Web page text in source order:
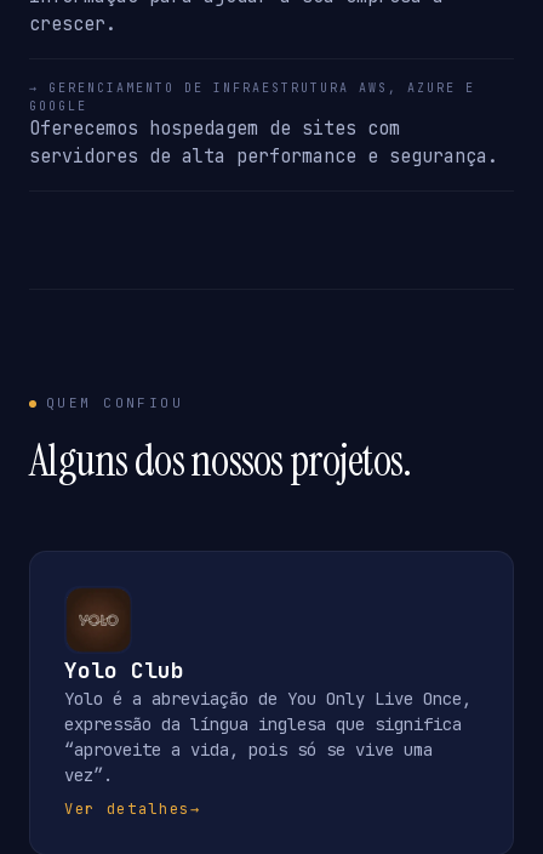
crescer.
→ GERENCIAMENTO DE INFRAESTRUTURA AWS, AZURE E
GOOGLE
Oferecemos hospedagem de sites com
servidores de alta performance e segurança.
QUEM CONFIOU
Alguns dos nossos projetos.
Yolo Club
Yolo é a abreviação de You Only Live Once,
expressão da língua inglesa que significa
“aproveite a vida, pois só se vive uma
vez”.
Ver detalhes→